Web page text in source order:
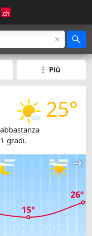
Più
25°
gradi.